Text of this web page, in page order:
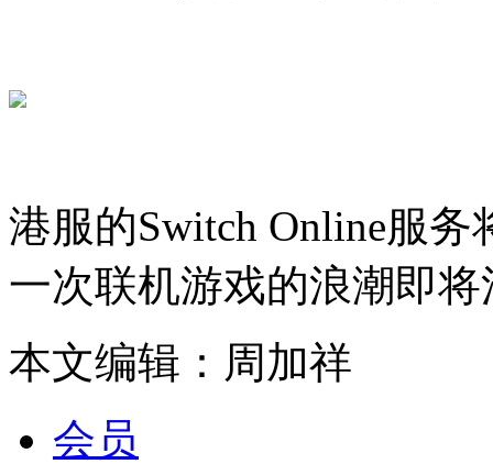
港服的Switch Online服
一次联机游戏的浪潮即将
本文编辑：周加祥
会员